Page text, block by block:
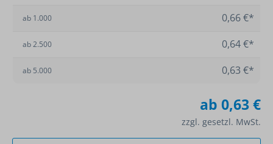
ab 1.000 0,66 €*
ab2.500 0,64 €*
ab 5.000 0,63 €*
ab 0,63 €
zzgl. gesetzl. MwSt.